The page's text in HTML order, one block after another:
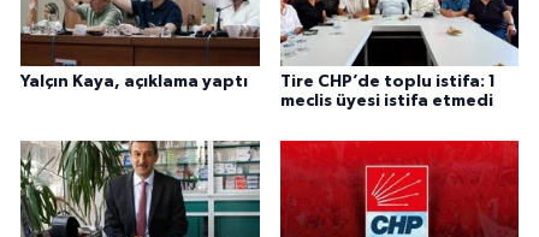
Yalçın Kaya, açıklama yaptı
Tire CHP’de toplu istifa: 1
meclis üyesi istifa etmedi